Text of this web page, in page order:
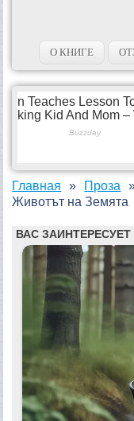
О КНИГЕ
Главная Проза
Животът на Земята